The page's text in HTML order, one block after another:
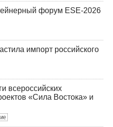
форум ESE-2026
импорт российского
всероссийских
«Сила Востока» и